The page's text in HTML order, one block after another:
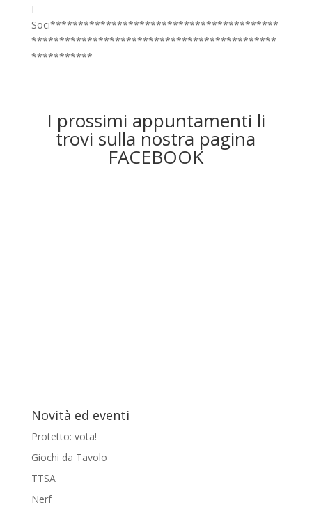
I
Soci*****************************************
********************************************
***********
I prossimi appuntamenti li
trovi sulla nostra pagina
FACEBOOK
Novità ed eventi
Protetto: vota!
Giochi da Tavolo
TTSA
Nerf